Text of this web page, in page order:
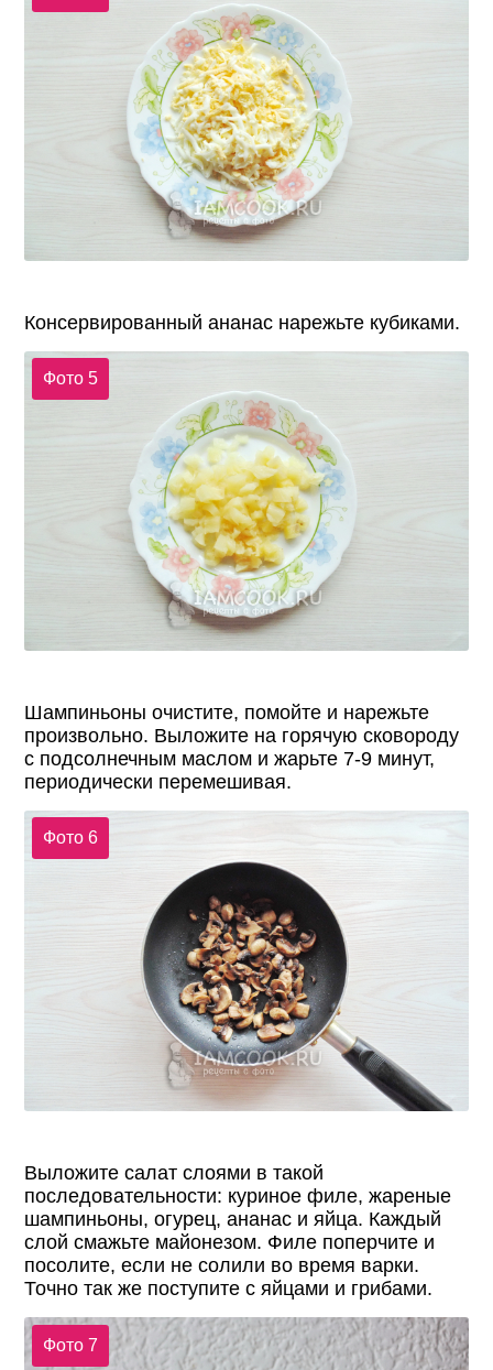
Консервированный ананас нарежьте кубиками.
Фото 5
Шампиньоны очистите, помойте и нарежьте
произвольно. Выложите на горячую сковороду
с подсолнечным маслом и жарьте 7-9 минут,
периодически перемешивая.
Фото 6
Выложите салат слоями в такой
последовательности: куриное филе, жареные
шампиньоны, огурец, ананас и яйца. Каждый
слой смажьте майонезом. Филе поперчите и
посолите, если не солили во время варки.
Точно так же поступите с яйцами и грибами.
Фото 7